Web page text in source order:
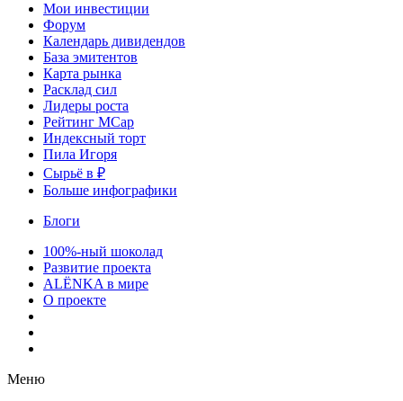
Мои инвестиции
Форум
Календарь дивидендов
База эмитентов
Карта рынка
Расклад сил
Лидеры роста
Рейтинг MCap
Индексный торт
Пила Игоря
Сырьё в ₽
Больше инфографики
Блоги
100%-ный шоколад
Развитие проекта
ALЁNKA в мире
О проекте
Меню